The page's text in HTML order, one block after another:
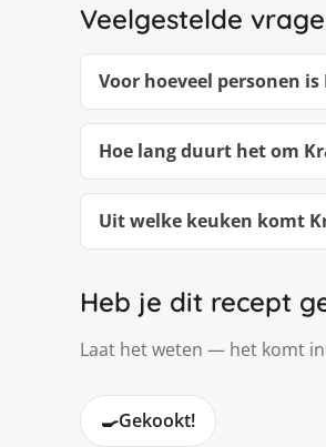
Veelgestelde
Voor hoeveel personen
Hoe lang duurt het om
Uit welke keuken komt
Heb je dit recept
Laat het weten — het komt
🍳Gekookt!